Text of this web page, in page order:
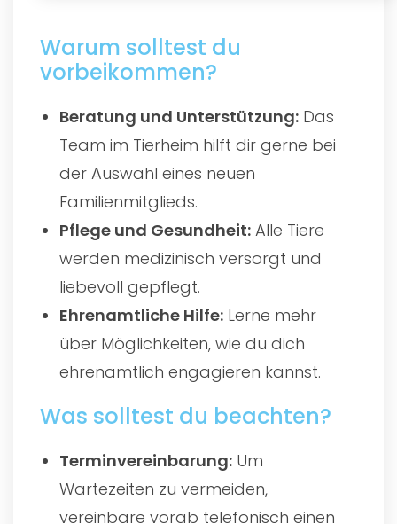
Warum solltest du
vorbeikommen?
Beratung und Unterstützung: Das
Team im Tierheim hilft dir gerne bei
der Auswahl eines neuen
Familienmitglieds.
Pflege und Gesundheit: Alle Tiere
werden medizinisch versorgt und
liebevoll gepflegt.
Ehrenamtliche Hilfe: Lerne mehr
über Möglichkeiten, wie du dich
ehrenamtlich engagieren kannst.
Was solltest du beachten?
Terminvereinbarung: Um
Wartezeiten zu vermeiden,
vereinbare vorab telefonisch einen